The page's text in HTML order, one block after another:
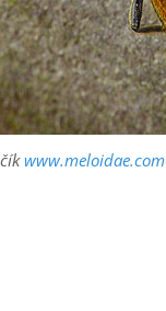
www.meloidae.com